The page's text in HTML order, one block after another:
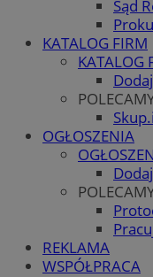
Sąd
KATALOG FIRM
KATALOG
OGŁOSZENIA
REKLAMA
WSPÓŁPRACA